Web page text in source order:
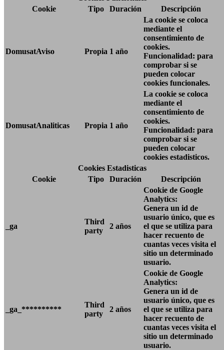
Cookie
Tipo Duración Descripción
DomusatAviso Propia 1 año
La cookie se coloca
mediante el
consentimiento de
cookies.
Funcionalidad: para
comprobar si se
pueden colocar
cookies funcionales.
DomusatAnaliticas Propia 1 año
La cookie se coloca
mediante el
consentimiento de
cookies.
Funcionalidad: para
comprobar si se
pueden colocar
cookies estadisticos.
Cookies Estadisticas
Cookie
Tipo Duración Descripción
_ga
Third
party
2 años
Cookie de Google
Analytics:
Genera un id de
usuario único, que es
el que se utiliza para
hacer recuento de
cuantas veces visita el
sitio un determinado
usuario.
_ga_**********
Third
party
2 años
Cookie de Google
Analytics:
Genera un id de
usuario único, que es
el que se utiliza para
hacer recuento de
cuantas veces visita el
sitio un determinado
usuario.